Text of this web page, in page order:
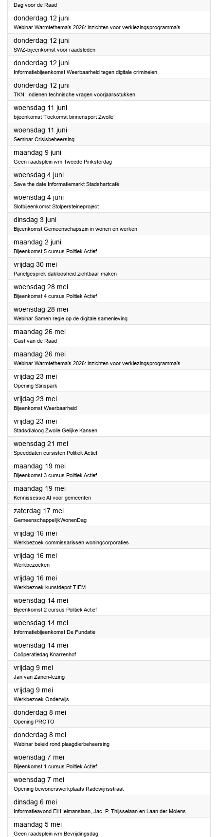
Dag voor de Raad
donderdag 12 juni2025
Webinar Warmtethema’s 2026: inzichten voor verkiezingsprogramma’s
donderdag 12 juni2025
SWZ-bijeenkomst voor raadsleden
donderdag 12 juni2025
Informatiebijeenkomst Weerbaarheid tegen digitale criminelen
donderdag 12 juni2025
TKN: Indienen technische vragen voorjaarsstukken
woensdag 11 juni2025
bijeenkomst ‘Toekomst binnensport Zwolle’
woensdag 11 juni2025
Seminar Crisisbeheersing
maandag 9 juni2025
Geen raadsplein ivm Tweede Pinksterdag
woensdag 4 juni2025
Save the date Informatiemarkt Stadshartcafé
woensdag 4 juni2025
Slotbijeenkomst Stolpersteineproject
dinsdag 3 juni2025
Bijeenkomst Gemeenschapszin in wonen en werken
maandag 2 juni2025
Bijeenkomst 5 cursus Politiek Actief
vrijdag 30 mei2025
Panelgesprek dakloosheid zichtbaar maken
woensdag 28 mei2025
Bijeenkomst 4 cursus Politiek Actief
woensdag 28 mei2025
Webinar Samen regie op de digitale samenleving
maandag 26 mei2025
Gast van de Raad
maandag 26 mei2025
Webinar Warmtethema’s 2026: inzichten voor verkiezingsprogramma’s
vrijdag 23 mei2025
Opening Stinspark
vrijdag 23 mei2025
Bijeenkomst Weerbaarheid
vrijdag 23 mei2025
Stadsdialoog Zwolle Gelijke Kansen
woensdag 21 mei2025
Speeddaten cursisten Politiek Actief
maandag 19 mei2025
Bijeenkomst 3 cursus Politiek Actief
maandag 19 mei2025
Kennissessie AI voor gemeenten
zaterdag 17 mei2025
GemeenschappelijkWonenDag
vrijdag 16 mei2025
Werkbezoek commissarissen woningcorporaties
vrijdag 16 mei2025
Werkbezoeken
vrijdag 16 mei2025
Werkbezoek kunstdepot TIEM
woensdag 14 mei2025
Bijeenkomst 2 cursus Politiek Actief
woensdag 14 mei2025
Informatiebijeenkomst De Fundatie
woensdag 14 mei2025
Coöperatiedag Knarrenhof
vrijdag 9 mei2025
Jan van Zanen-lezing
vrijdag 9 mei2025
Werkbezoek Onderwijs
donderdag 8 mei2025
Opening PROTO
donderdag 8 mei2025
Webinar beleid rond plaagdierbeheersing
woensdag 7 mei2025
Bijeenkomst 1 cursus Politiek Actief
woensdag 7 mei2025
Opening bewonerswerkplaats Radewijnsstraat
dinsdag 6 mei2025
Informatieavond Eli Heimanslaan, Jac. P. Thijsselaan en Laan der Molens
maandag 5 mei2025
Geen raadsplein ivm Bevrijdingsdag